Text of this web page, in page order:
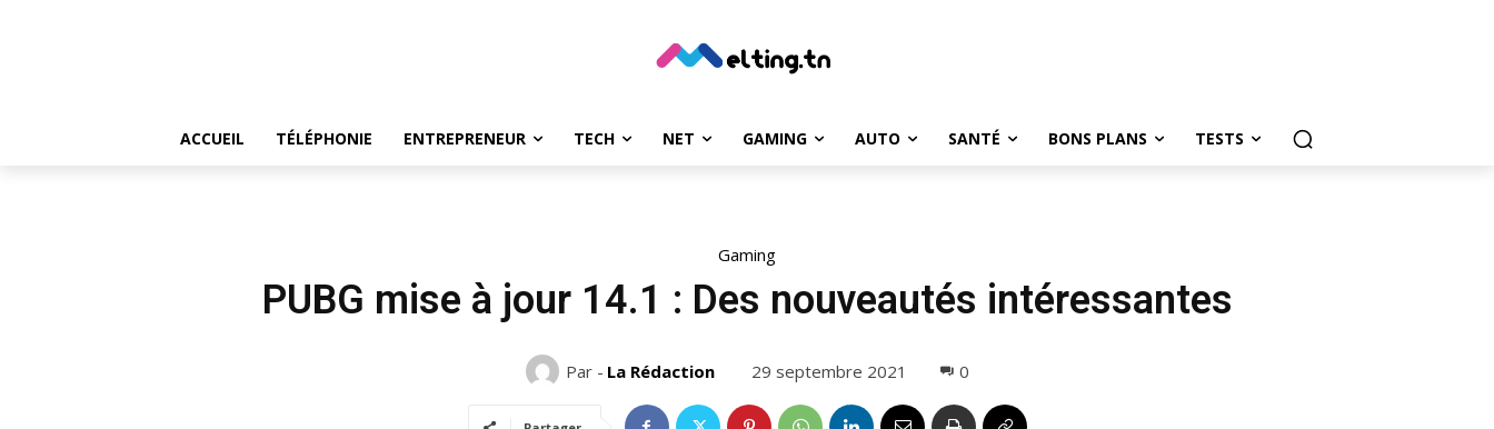
ACCUEIL TÉLÉPHONIE ENTREPRENEUR TECH NET GAMING AUTO SANTÉ BONS PLANS TESTS
Gaming
PUBG mise à jour 14.1 : Des nouveautés intéressantes
Par - La Rédaction 29 septembre 2021 0